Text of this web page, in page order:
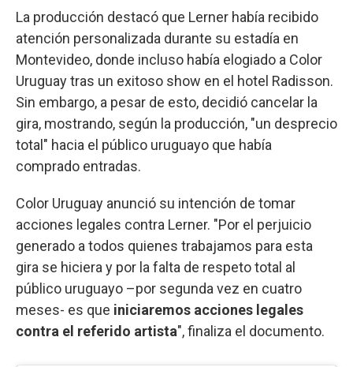
La producción destacó que Lerner había recibido
atención personalizada durante su estadía en
Montevideo, donde incluso había elogiado a Color
Uruguay tras un exitoso show en el hotel Radisson.
Sin embargo, a pesar de esto, decidió cancelar la
gira, mostrando, según la producción, "un desprecio
total" hacia el público uruguayo que había
comprado entradas.
Color Uruguay anunció su intención de tomar
acciones legales contra Lerner. "Por el perjuicio
generado a todos quienes trabajamos para esta
gira se hiciera y por la falta de respeto total al
público uruguayo –por segunda vez en cuatro
meses- es que iniciaremos acciones legales
contra el referido artista", finaliza el documento.